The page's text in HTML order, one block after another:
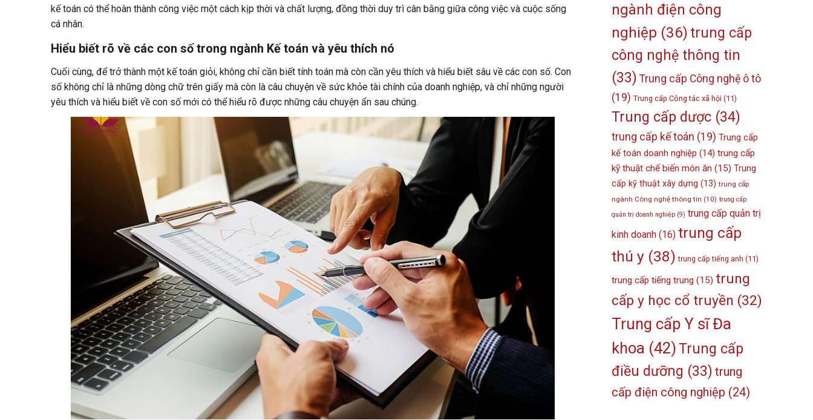
kế toán có thể hoàn thành công việc một cách kịp thời và chất lượng, đồng thời duy trì cân bằng giữa công việc và cuộc sống
cá nhân.
Hiểu biết rõ về các con số trong ngành Kế toán và yêu thích nó
Cuối cùng, để trở thành một kế toán giỏi, không chỉ cần biết tính toán mà còn cần yêu thích và hiểu biết sâu về các con số. Con
số không chỉ là những dòng chữ trên giấy mà còn là câu chuyện về sức khỏe tài chính của doanh nghiệp, và chỉ những người
yêu thích và hiểu biết về con số mới có thể hiểu rõ được những câu chuyện ẩn sau chúng.
ngành điện công
nghiệp (36) trung cấp
công nghệ thông tin
(33) Trung cấp Công nghệ ô tô
(19) Trung cấp Công tác xã hội (11)
Trung cấp dược (34)
trung cấp kế toán (19) Trung cấp
kế toán doanh nghiệp (14) trung cấp
kỹ thuật chế biến món ăn (15) Trung
cấp kỹ thuật xây dựng (13) trung cấp
ngành Công nghệ thông tin (10) trung cấp
quản trị doanh nghiệp (9) trung cấp quản trị
kinh doanh (16) trung cấp
thú y (38) trung cấp tiếng anh (11)
trung cấp tiếng trung (15) trung
cấp y học cổ truyền (32)
Trung cấp Y sĩ Đa
khoa (42)Trung cấp
điều dưỡng (33) trung
cấp điện công nghiệp (24)